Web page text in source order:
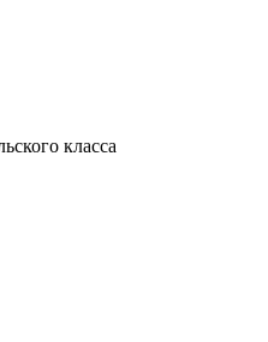
класса